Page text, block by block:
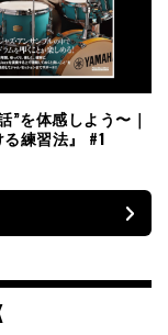
を体感しよう〜｜
練習法』 #1